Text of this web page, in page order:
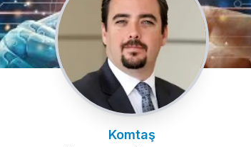
Komtaş